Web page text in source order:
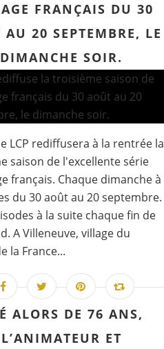
FRANÇAIS DU 30
AU 20 SEPTEMBRE, LE
DIMANCHE SOIR.
LCP rediffusera à la rentrée la
saison de l'excellente série
français. Chaque dimanche à
du 30 août au 20 septembre.
à la suite chaque fin de
A Villeneuve, village du
la France...
ALORS DE 76 ANS,
L’ANIMATEUR ET